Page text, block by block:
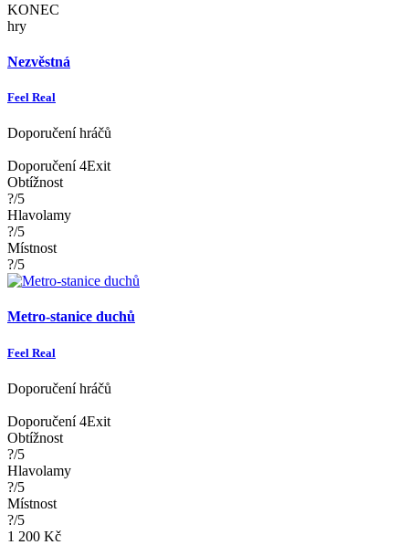
KONEC
hry
Nezvěstná
Feel Real
Doporučení hráčů
Doporučení 4Exit
Obtížnost
?/5
Hlavolamy
?/5
Místnost
?/5
Metro-stanice duchů
Feel Real
Doporučení hráčů
Doporučení 4Exit
Obtížnost
?/5
Hlavolamy
?/5
Místnost
?/5
1 200 Kč